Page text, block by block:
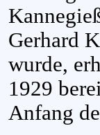
Gerhard
wurde,
1929
Anfang